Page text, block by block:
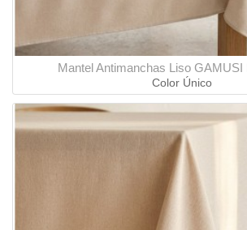
Mantel Antimanchas Liso GAMUSI
Color Único